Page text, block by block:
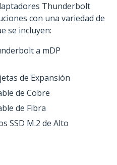
Thunderbolt
con una variedad de
se incluyen:
a mDP
de Expansión
de Cobre
de Fibra
SSD M.2 de Alto